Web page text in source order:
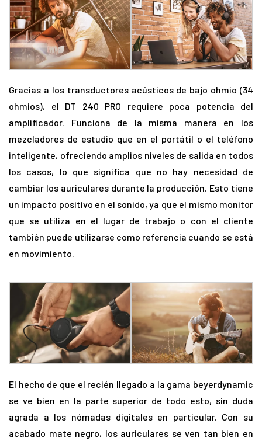
Gracias a los transductores acústicos de bajo ohmio (34
ohmios), el DT 240 PRO requiere poca potencia del
amplificador. Funciona de la misma manera en los
mezcladores de estudio que en el portátil o el teléfono
inteligente, ofreciendo amplios niveles de salida en todos
los casos, lo que significa que no hay necesidad de
cambiar los auriculares durante la producción. Esto tiene
un impacto positivo en el sonido, ya que el mismo monitor
que se utiliza en el lugar de trabajo o con el cliente
también puede utilizarse como referencia cuando se está
en movimiento.
El hecho de que el recién llegado a la gama beyerdynamic
se ve bien en la parte superior de todo esto, sin duda
agrada a los nómadas digitales en particular. Con su
acabado mate negro, los auriculares se ven tan bien en